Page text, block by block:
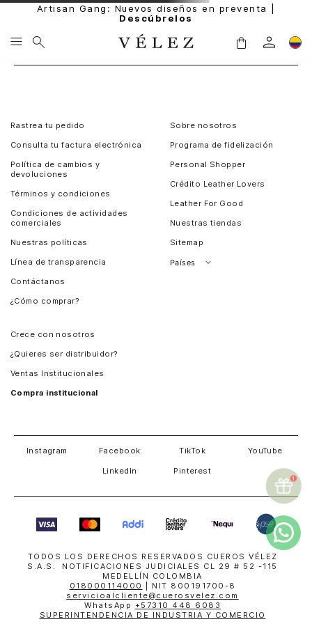
Artisan Gang: Nuevos diseños en preventa |
Descúbrelos
Rastrea tu pedido
Consulta tu factura electrónica
Política de cambios y
devoluciones
Términos y condiciones
Condiciones de actividades
comerciales
Nuestras políticas
Línea de transparencia
Contáctanos
¿Cómo comprar?
Sobre nosotros
Programa de fidelización
Personal Shopper
Crédito Leather Lovers
Leather For Good
Nuestras tiendas
Sitemap
Países
Crece con nosotros
¿Quieres ser distribuidor?
Ventas Institucionales
Compra institucional
Instagram Facebook TikTok YouTube
LinkedIn Pinterest
TODOS LOS DERECHOS RESERVADOS CUEROS VÉLEZ
S.A.S. NOTIFICACIONES JUDICIALES CL 29 # 52 -115
MEDELLÍN COLOMBIA
018000114000
| NIT 800191700-8
servicioalcliente@cuerosvelez.com
WhatsApp +57310 448 6083
SUPERINTENDENCIA DE INDUSTRIA Y COMERCIO